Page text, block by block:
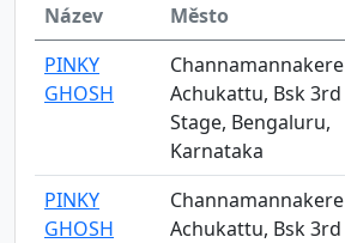
Název Město
PINKY
GHOSH
Channamannakere
Achukattu, Bsk 3rd
Stage, Bengaluru,
Karnataka
PINKY
GHOSH
Channamannakere
Achukattu, Bsk 3rd